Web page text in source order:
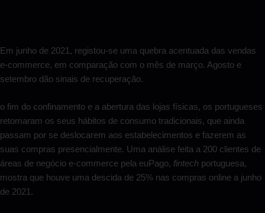
Em junho de 2021, registou-se uma quebra acentuada das vendas
e-commerce, em comparação com o mês de março. Agosto e
setembro dão sinais de recuperação.
o fim do confinamento e a abertura das lojas físicas, os portugueses
retomaram os seus hábitos de consumo tradicionais, que ainda
passam por se deslocarem aos estabelecimentos e fazerem as
suas compras presencialmente. Uma análise feita a 200 clientes de
áreas de negócio e-commerce pela euPago, fintech portuguesa,
mostra que houve uma descida de 25% nas compras online a junho
de 2021.